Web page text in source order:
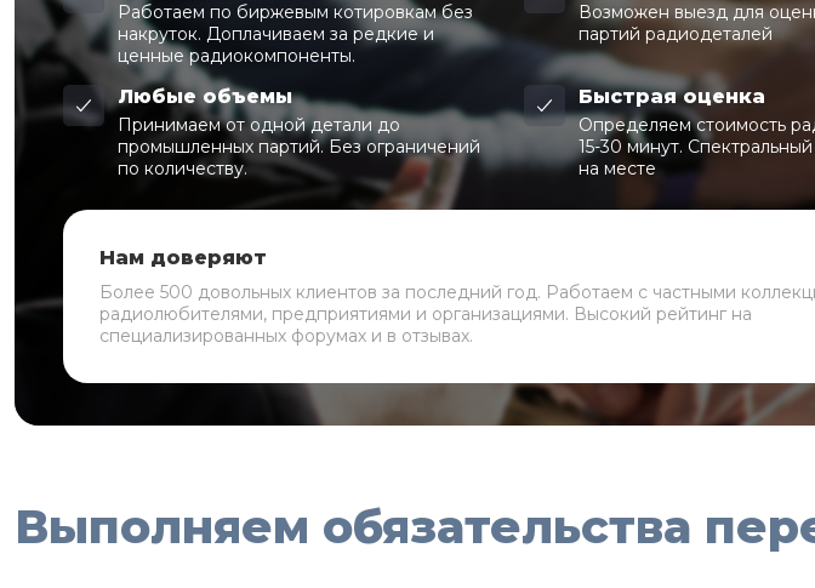
Работаем по биржевым котировкам без
накруток. Доплачиваем за редкие и
ценные радиокомпоненты.
Возможен выезд для
партий радиодеталей
Любые объемы
Принимаем от одной детали до
промышленных партий. Без ограничений
по количеству.
Быстрая оценка
Определяем стоимость
15-30 минут.
на месте
Нам доверяют
Более 500 довольных клиентов за последний год. Работаем с частными
радиолюбителями, предприятиями и организациями. Высокий рейтинг на
специализированных форумах и в отзывах.
Выполняем обязательства